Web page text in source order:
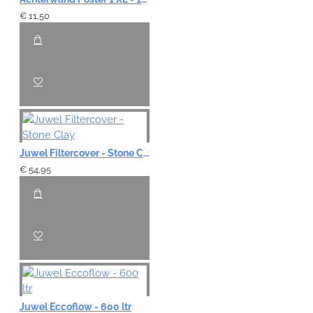
€ 11,50
Juwel Filtercover - Stone Clay
€ 54,95
Juwel Eccoflow - 600 ltr